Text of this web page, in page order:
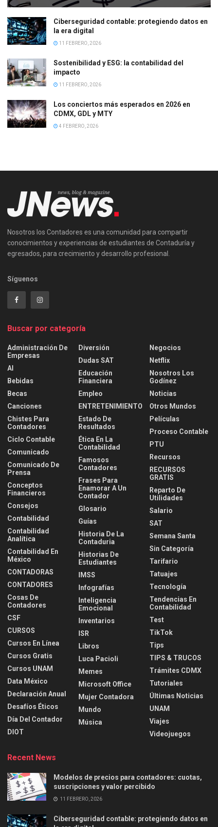
Ciberseguridad contable: protegiendo datos en
la era digital
11 FEBRERO, 2026
Sostenibilidad y ESG: la contabilidad del
impacto
11 FEBRERO, 2026
Los conciertos más esperados en 2026 en
CDMX, GDL y MTY
4 FEBRERO, 2026
Nosotros los Contadores es una comunidad para compartir
conocimientos y experiencias de estudiantes de Contaduría y
egresados, para crecimiento y desarrollo profesional.
Síguenos
Buscar por categoría
Administración De
Empresas
AI
Bebidas
Becas
Canciones
Chistes Para
Contadores
Ciclo Contable
Comunicado
Comunicado De
Prensa
Conceptos
Financieros
Consejos
Contabilidad
Contabilidad
Analítica
Contabilidad En
México
CONTADORAS
CONTADORES
Cosas De
Contadores
CSF
CURSOS
Cursos En Línea
Cursos Gratis
Cursos UNAM
Data México
Declaración Anual
Desafíos Éticos
Día Del Contador
DIOT
Diversión
Dudas SAT
Educación
Financiera
Empleo
ENTRETENIMIENTO
Estado De
Resultados
Ética En La
Contabilidad
Famosos
Contadores
Frases Para
Enamorar A Un
Contador
Glosario
Guías
Historia De La
Contaduria
Historias De
Estudiantes
IMSS
Infografías
Inteligencia
Emocional
Inventarios
ISR
Libros
Luca Pacioli
Memes
Microsoft Office
Mujer Contadora
Mundo
Música
Negocios
Netflix
Nosotros Los
Godínez
Noticias
Otros Mundos
Películas
Proceso Contable
PTU
Recursos
RECURSOS
GRATIS
Reparto De
Utilidades
Salario
SAT
Semana Santa
Sin Categoría
Tarifario
Tatuajes
Tecnología
Tendencias En
Contabilidad
Test
TikTok
Tips
TIPS & TRUCOS
Trámites CDMX
Tutoriales
Últimas Noticias
UNAM
Viajes
Videojuegos
Recent News
Modelos de precios para contadores: cuotas,
suscripciones y valor percibido
11 FEBRERO, 2026
Ciberseguridad contable: protegiendo datos en